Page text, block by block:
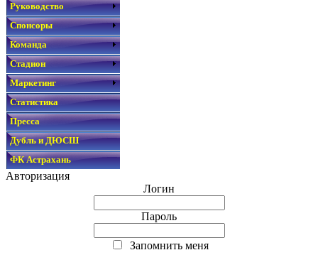
Руководство
Спонсоры
Команда
Стадион
Маркетинг
Статистика
Пресса
Дубль и ДЮСШ
ФК Астрахань
Авторизация
Логин
Пароль
Запомнить меня